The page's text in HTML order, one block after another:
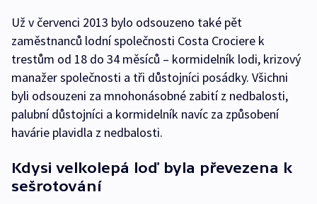
Už v červenci 2013 bylo odsouzeno také pět
zaměstnanců lodní společnosti Costa Crociere k
trestům od 18 do 34 měsíců – kormidelník lodi, krizový
manažer společnosti a tři důstojníci posádky. Všichni
byli odsouzeni za mnohonásobné zabití z nedbalosti,
palubní důstojníci a kormidelník navíc za způsobení
havárie plavidla z nedbalosti.
Kdysi velkolepá loď byla převezena k
sešrotování